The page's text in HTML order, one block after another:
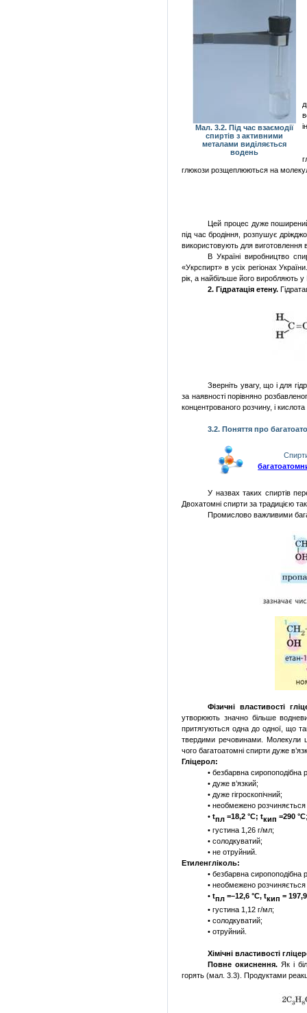
Мал. 3.2. Під час взаємодії
спиртів з активними
металами виділяється
водень
глюкози розщеплюються на
Цей процес дуже
під час бродіння, розпушує
використовують для виготовлення
В Україні виробництво
«Укрспирт» в усіх регіонах
рік, а найбільше його виробляють у
2. Гідратація етену.
Зверніть увагу, що і для
за наявності порівняно
концентрованого розчину, і
3.2. Поняття про
У назвах таких спиртів
Двохатомні спирти за традицією
Промислово важливими
Фізичні властивості
утворюють значно більше
притягуються одна до одної, що
твердими речовинами. Молекули
чого багатоатомні спирти дуже
Гліцерол:
• безбарвна сиропоподібна
• дуже в’язкий;
• дуже гігроскопічний;
• необмежено розчиняється
•tпл =18,2 °С;tкип =290 °С
• густина 1,26 г/мл;
• солодкуватий;
• не отруйний.
Етиленгліколь:
• безбарвна сиропоподібна
• необмежено розчиняється
•tпл =–12,6 °С,tкип =
• густина 1,12 г/мл;
• солодкуватий;
• отруйний.
Хімічні властивості
Повне окиснення. Як і
горять (мал. 3.3). Продуктами